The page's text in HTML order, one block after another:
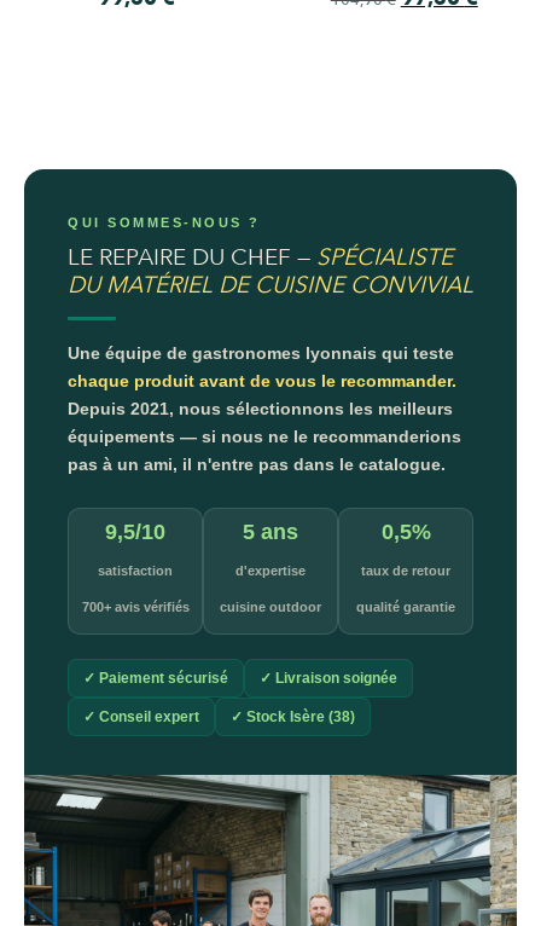
QUI SOMMES-NOUS ?
LE REPAIRE DU CHEF — SPÉCIALISTE
DU MATÉRIEL DE CUISINE CONVIVIAL
Une équipe de gastronomes lyonnais qui teste
chaque produit avant de vous le recommander.
Depuis 2021, nous sélectionnons les meilleurs
équipements — si nous ne le recommanderions
pas à un ami, il n'entre pas dans le catalogue.
9,5/10
satisfaction
700+ avis vérifiés
5 ans
d'expertise
cuisine outdoor
0,5%
taux de retour
qualité garantie
✓ Paiement sécurisé ✓ Livraison soignée
✓ Conseil expert ✓ Stock Isère (38)